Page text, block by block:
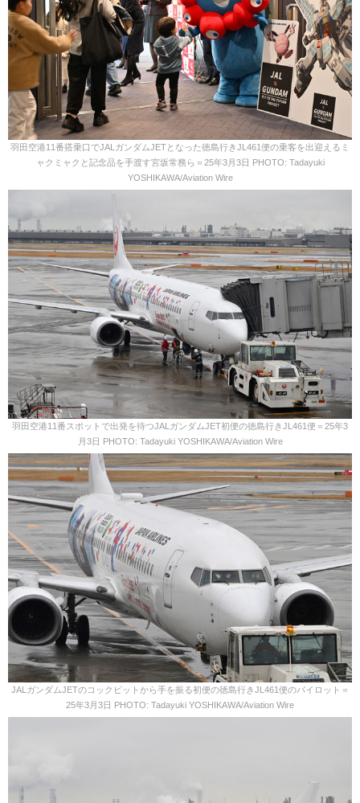
羽田空港11番搭乗口でJALガンダムJETとなった徳島行きJL461便の乗客を出迎えるミ
ャクミャクと記念品を手渡す宮坂常務ら＝25年3月3日 PHOTO: Tadayuki
YOSHIKAWA/Aviation Wire
羽田空港11番スポットで出発を待つJALガンダムJET初便の徳島行きJL461便＝25年3
月3日 PHOTO: Tadayuki YOSHIKAWA/Aviation Wire
JALガンダムJETのコックピットから手を振る初便の徳島行きJL461便のパイロット＝
25年3月3日 PHOTO: Tadayuki YOSHIKAWA/Aviation Wire